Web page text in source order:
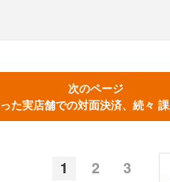
次のページ
た実店舗での対面決済、続々
1 2 3